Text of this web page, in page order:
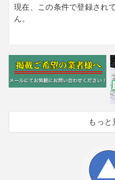
現在、この条件で登録され
ん。
もっと